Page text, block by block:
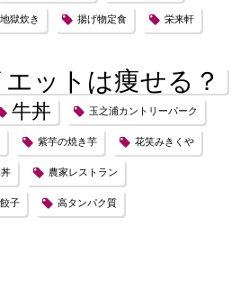
地獄炊き 揚げ物定食 栄来軒
ットは痩せる？
牛丼 玉之浦カントリーパーク
紫芋の焼き芋 花笑みきくや
農家レストラン
餃子 高タンパク質